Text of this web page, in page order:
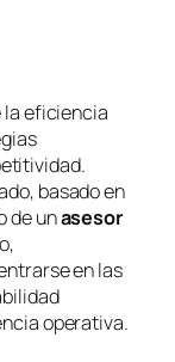
la eficiencia
basado en
de unasesor
en las
operativa.